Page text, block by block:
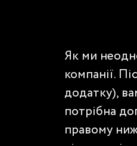
Як ми
компанії.
додатку),
потрібна
правому